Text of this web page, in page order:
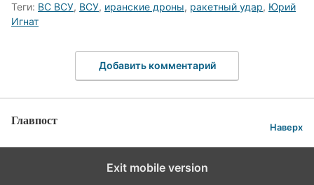
Теги: ВС ВСУ, ВСУ, иранские дроны, ракетный удар, Юрий
Игнат
Добавить комментарий
Главпост Наверх
Exit mobile version